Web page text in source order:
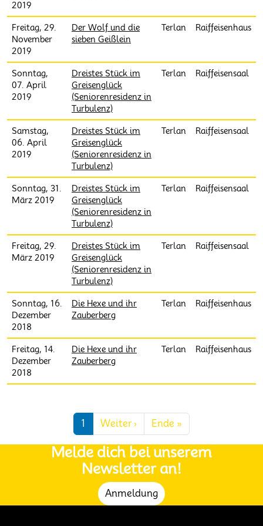
2019
Freitag, 29.
November
2019
Der Wolf und die
sieben Geißlein
Terlan Raiffeisenhaus
Sonntag,
07. April
2019
Dreistes Stück im
Greisenglück
(Seniorenresidenz in
Turbulenz)
Terlan Raiffeisensaal
Samstag,
06. April
2019
Dreistes Stück im
Greisenglück
(Seniorenresidenz in
Turbulenz)
Terlan Raiffeisensaal
Sonntag, 31.
März 2019
Dreistes Stück im
Greisenglück
(Seniorenresidenz in
Turbulenz)
Terlan Raiffeisensaal
Freitag, 29.
März 2019
Dreistes Stück im
Greisenglück
(Seniorenresidenz in
Turbulenz)
Terlan Raiffeisensaal
Sonntag, 16.
Dezember
2018
Die Hexe und ihr
Zauberberg
Terlan Raiffeisenhaus
Freitag, 14.
Dezember
2018
Die Hexe und ihr
Zauberberg
Terlan Raiffeisenhaus
1 Weiter › Nächste Seite
Ende »
Melde dich bei unserem
Newsletter an!
Anmeldung